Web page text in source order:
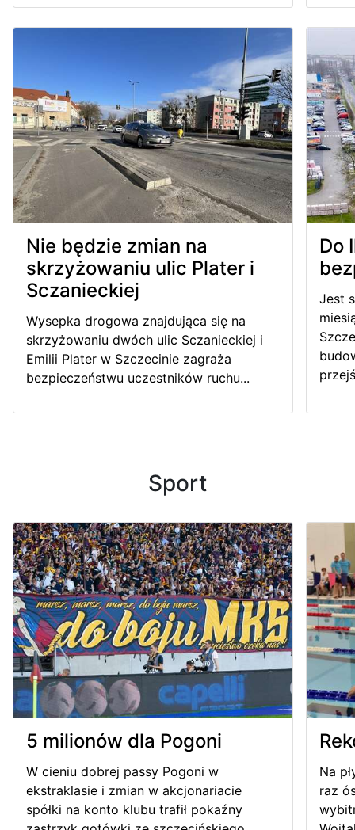
Nie będzie zmian na
skrzyżowaniu ulic Plater i
Sczanieckiej
Wysepka drogowa znajdująca się na
skrzyżowaniu dwóch ulic Sczanieckiej i
Emilii Plater w Szczecinie zagraża
bezpieczeństwu uczestników ruchu...
Do
Jest
Sport
5 milionów dla Pogoni
W cieniu dobrej passy Pogoni w
ekstraklasie i zmian w akcjonariacie
spółki na konto klubu trafił pokaźny
Na
raz